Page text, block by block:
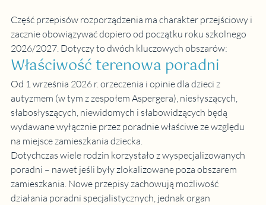
Część przepisów rozporządzenia ma charakter przejściowy i
zacznie obowiązywać dopiero od początku roku szkolnego
2026/2027. Dotyczy to dwóch kluczowych obszarów:
Właściwość terenowa poradni
Od 1 września 2026 r. orzeczenia i opinie dla dzieci z
autyzmem (w tym z zespołem Aspergera), niesłyszących,
słabosłyszących, niewidomych i słabowidzących będą
wydawane wyłącznie przez poradnie właściwe ze względu
na miejsce zamieszkania dziecka.
Dotychczas wiele rodzin korzystało z wyspecjalizowanych
poradni – nawet jeśli były zlokalizowane poza obszarem
zamieszkania. Nowe przepisy zachowują możliwość
działania poradni specjalistycznych, jednak organ